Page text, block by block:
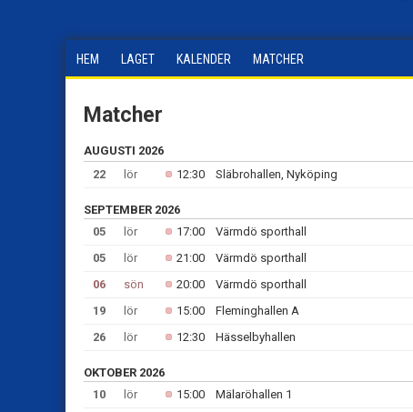
HEM LAGET KALENDER MATCHER
Matcher
AUGUSTI 2026
22
lör 12:30 Släbrohallen, Nyköping
SEPTEMBER 2026
05
lör 17:00 Värmdö sporthall
05
lör 21:00 Värmdö sporthall
06
sön 20:00 Värmdö sporthall
19
lör 15:00 Fleminghallen A
26
lör 12:30 Hässelbyhallen
OKTOBER 2026
10
lör 15:00 Mälaröhallen 1